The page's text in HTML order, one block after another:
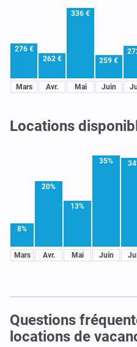
276 €
Mars
262 €
Avr.
336 €
Mai
259 €
Juin
Locations
8%
Mars
20%
Avr.
13%
Mai
35%
Juin
Questions
locations de